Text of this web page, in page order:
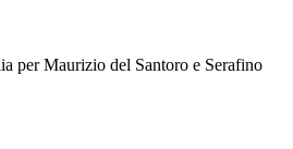
per Maurizio del Santoro e Serafino